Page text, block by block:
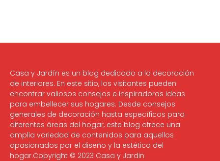
Casa y Jardín es un blog dedicado a la decoración
de interiores. En este sitio, los visitantes pueden
encontrar valiosos consejos e inspiradoras ideas
para embellecer sus hogares. Desde consejos
generales de decoración hasta específicos para
diferentes áreas del hogar, este blog ofrece una
amplia variedad de contenidos para aquellos
apasionados por el diseño y la estética del
hogar.Copyright © 2023 Casa y Jardin